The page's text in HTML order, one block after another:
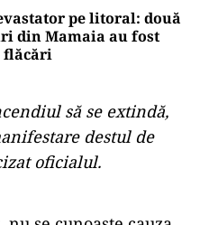
pe litoral: două
din Mamaia au fost
flăcări
să se extindă,
destul de
oficialul.